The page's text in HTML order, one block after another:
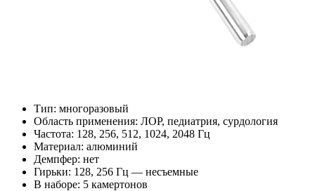
Тип: многоразовый
Область применения: ЛОР, педиатрия, сурдология
Частота: 128, 256, 512, 1024, 2048 Гц
Материал: алюминий
Демпфер: нет
Гирьки: 128, 256 Гц — несъемные
В наборе: 5 камертонов